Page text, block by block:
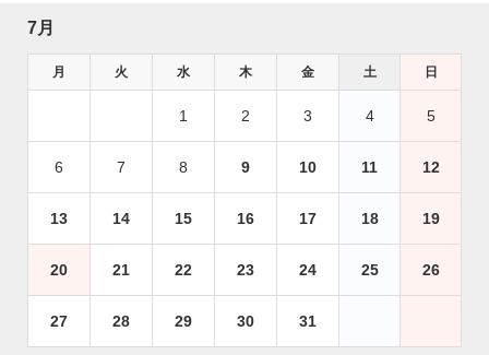
7月
月 火 水 木 金 土 日
1 2 3 4 5
6 7 8 9 10 11 12
13 14 15 16 17 18 19
20 21 22 23 24 25 26
27 28 29 30 31